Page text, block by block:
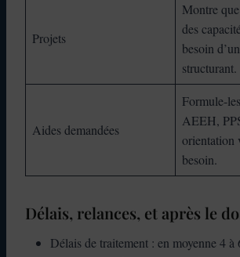
Projets
Montre
des
besoin
structurant.
Aides demandées
Formule-
AEEH,
orientation
besoin.
Délais, relances, et après le
Délais de traitement : en moyenne 4 à